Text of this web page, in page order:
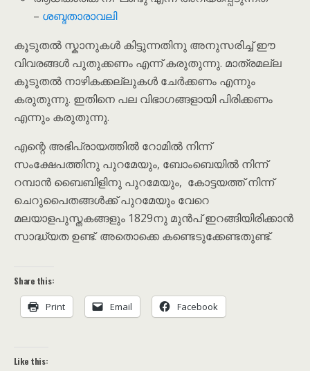
– ശബ്ദതാരാവലി
കൂടുതൽ സ്കാനുകൾ കിട്ടുന്നതിനു അനുസരിച്ച് ഈ
വിവരങ്ങൾ പുതുക്കണം എന്ന് കരുതുന്നു. മാത്രമല്ല
കൂടുതൽ നാഴികക്കല്ലുകൾ ചേർക്കണം എന്നും
കരുതുന്നു. ഇതിനെ പല വിഭാഗങ്ങളായി പിരിക്കണം
എന്നും കരുതുന്നു.
എന്റെ അഭിപ്രായത്തിൽ റോമിൽ നിന്ന്
സംക്ഷേപത്തിനു പുറമേയും, ബോംബെയിൽ നിന്ന്
റമ്പാൻ ബൈബിളിനു പുറമേയും, കോട്ടയത്ത് നിന്ന്
ചെറുപൈതങ്ങൾക്ക് പുറമേയും വേറെ
മലയാളപുസ്തകങ്ങളും 1829നു മുൻപ് ഇറങ്ങിയിരിക്കാൻ
സാദ്ധ്യത ഉണ്ട്. അതൊക്കെ കണ്ടെടുക്കേണ്ടതുണ്ട്.
Share this:
Print Email Facebook
Like this: